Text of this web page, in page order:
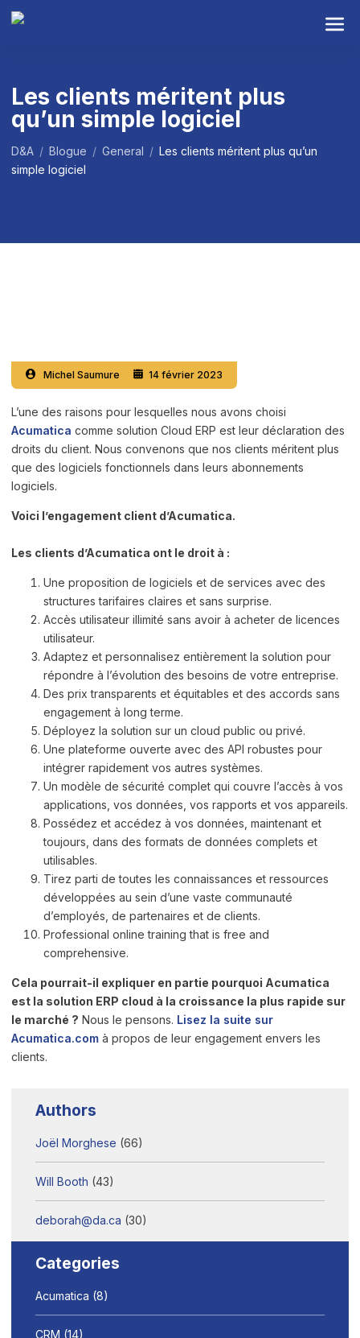
Les clients méritent plus
qu’un simple logiciel
D&A / Blogue / General / Les clients méritent plus qu’un
simple logiciel
Michel Saumure 14 février 2023
L’une des raisons pour lesquelles nous avons choisi
Acumatica comme solution Cloud ERP est leur déclaration des
droits du client. Nous convenons que nos clients méritent plus
que des logiciels fonctionnels dans leurs abonnements
logiciels.
Voici l’engagement client d’Acumatica.
Les clients d’Acumatica ont le droit à :
Une proposition de logiciels et de services avec des
structures tarifaires claires et sans surprise.
Accès utilisateur illimité sans avoir à acheter de licences
utilisateur.
Adaptez et personnalisez entièrement la solution pour
répondre à l’évolution des besoins de votre entreprise.
Des prix transparents et équitables et des accords sans
engagement à long terme.
Déployez la solution sur un cloud public ou privé.
Une plateforme ouverte avec des API robustes pour
intégrer rapidement vos autres systèmes.
Un modèle de sécurité complet qui couvre l’accès à vos
applications, vos données, vos rapports et vos appareils.
Possédez et accédez à vos données, maintenant et
toujours, dans des formats de données complets et
utilisables.
Tirez parti de toutes les connaissances et ressources
développées au sein d’une vaste communauté
d’employés, de partenaires et de clients.
Professional online training that is free and
comprehensive.
Cela pourrait-il expliquer en partie pourquoi Acumatica
est la solution ERP cloud à la croissance la plus rapide sur
le marché ? Nous le pensons. Lisez la suite sur
Acumatica.com à propos de leur engagement envers les
clients.
Authors
Joël Morghese (66)
Will Booth (43)
deborah@da.ca (30)
Categories
Acumatica (8)
CRM (14)